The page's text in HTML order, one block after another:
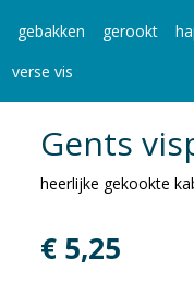
gebakken gerookt
verse vis
Gents
heerlijke gekookte
€ 5,25